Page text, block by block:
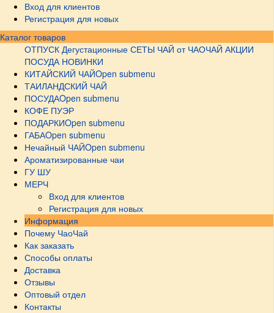
Вход для клиентов
Регистрация для новых
Каталог товаров
ОТПУСК Дегустационные СЕТЫ ЧАЙ от ЧАОЧАЙ АКЦИИ
ПОСУДА НОВИНКИ
КИТАЙСКИЙ ЧАЙOpen submenu
ТАИЛАНДСКИЙ ЧАЙ
ПОСУДАOpen submenu
КОФЕ ПУЭР
ПОДАРКИOpen submenu
ГАБАOpen submenu
Нечайный ЧАЙOpen submenu
Ароматизированные чаи
ГУ ШУ
МЕРЧ
Вход для клиентов
Регистрация для новых
Информация
Почему ЧаоЧай
Как заказать
Способы оплаты
Доставка
Отзывы
Оптовый отдел
Контакты